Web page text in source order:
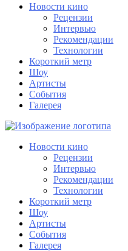
Новости кино
Рецензии
Интервью
Рекомендации
Технологии
Короткий метр
Шоу
Артисты
События
Галерея
Новости кино
Рецензии
Интервью
Рекомендации
Технологии
Короткий метр
Шоу
Артисты
События
Галерея